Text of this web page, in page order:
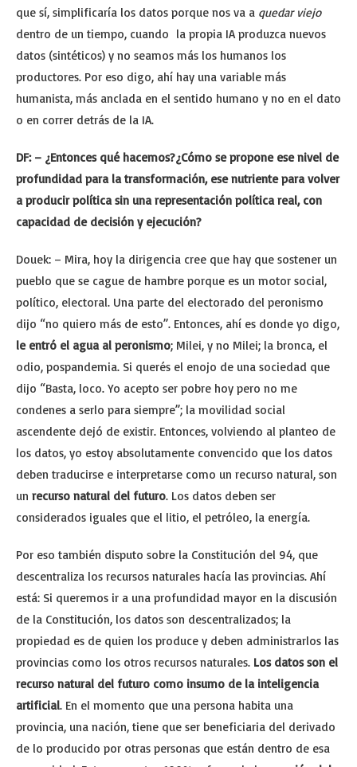
que sí, simplificaría los datos porque nos va a quedar viejo
dentro de un tiempo, cuando la propia IA produzca nuevos
datos (sintéticos) y no seamos más los humanos los
productores. Por eso digo, ahí hay una variable más
humanista, más anclada en el sentido humano y no en el dato
o en correr detrás de la IA.
DF: – ¿Entonces qué hacemos?¿Cómo se propone ese nivel de
profundidad para la transformación, ese nutriente para volver
a producir política sin una representación política real, con
capacidad de decisión y ejecución?
Douek: – Mira, hoy la dirigencia cree que hay que sostener un
pueblo que se cague de hambre porque es un motor social,
político, electoral. Una parte del electorado del peronismo
dijo “no quiero más de esto”. Entonces, ahí es donde yo digo,
le entró el agua al peronismo; Milei, y no Milei; la bronca, el
odio, pospandemia. Si querés el enojo de una sociedad que
dijo “Basta, loco. Yo acepto ser pobre hoy pero no me
condenes a serlo para siempre”; la movilidad social
ascendente dejó de existir. Entonces, volviendo al planteo de
los datos, yo estoy absolutamente convencido que los datos
deben traducirse e interpretarse como un recurso natural, son
un recurso natural del futuro. Los datos deben ser
considerados iguales que el litio, el petróleo, la energía.
Por eso también disputo sobre la Constitución del 94, que
descentraliza los recursos naturales hacía las provincias. Ahí
está: Si queremos ir a una profundidad mayor en la discusión
de la Constitución, los datos son descentralizados; la
propiedad es de quien los produce y deben administrarlos las
provincias como los otros recursos naturales. Los datos son el
recurso natural del futuro como insumo de la inteligencia
artificial. En el momento que una persona habita una
provincia, una nación, tiene que ser beneficiaria del derivado
de lo producido por otras personas que están dentro de esa